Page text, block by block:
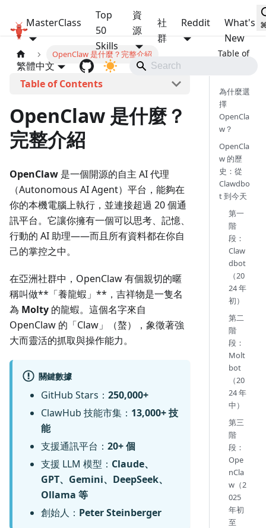
OpenClaw MasterClass
MasterClass
Top
50
Skills
資
源
社
群
Reddit
What's
New
繁體中文
OpenClaw 是什麼？完整介紹
OpenClaw 是什麼？
完整介紹
OpenClaw 是一個開源的自主 AI 代理
（Autonomous AI Agent）平台，能夠在
你的本機電腦上執行，並連接超過 20 個通
訊平台。它讓你擁有一個可以思考、記憶、
行動的 AI 助理——而且所有資料都在你自
己的掌控之中。
在亞洲社群中，OpenClaw 有個親切的暱
稱叫做**「養龍蝦」**，吉祥物是一隻名
為 Molty 的龍蝦。這個名字來自
OpenClaw 的「Claw」（螯），象徵著強
大而靈活的抓取與操作能力。
關鍵數據
GitHub Stars： 250,000+
ClawHub 技能市集： 13,000+ 技
能
支援通訊平台： 20+ 個
支援 LLM 模型： Claude、
GPT、Gemini、DeepSeek、
Ollama 等
創始人： Peter Steinberger
為什麼選
擇
OpenCla
w？
OpenCla
w 的歷
史：從
Clawdbo
t 到今天
第一
階
段：
Claw
dbot
（20
24 年
初）
第二
階
段：
Molt
bot
（20
24 年
中）
第三
階
段：
Ope
nCla
w（2
025
年初
至